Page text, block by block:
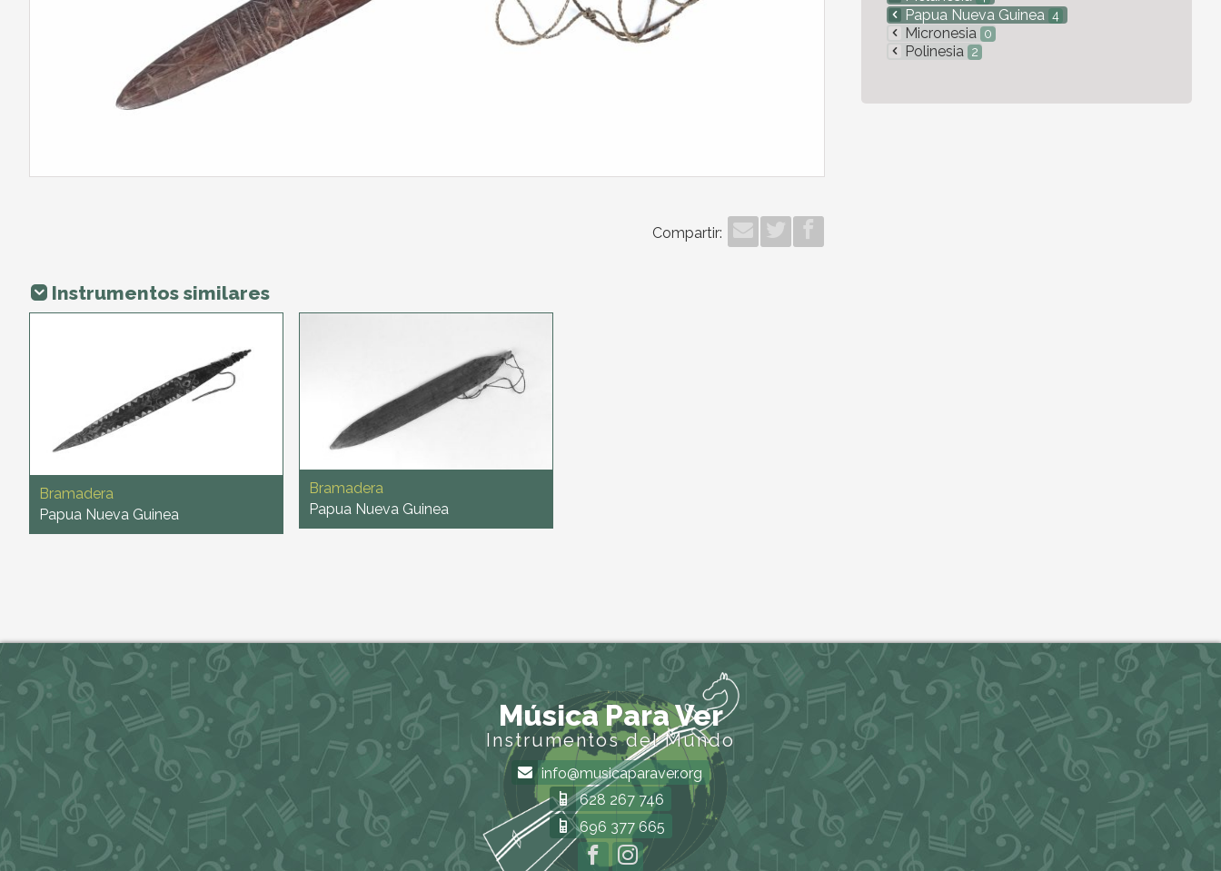
Compartir:
Instrumentos similares
Bramadera
Papua Nueva Guinea
Bramadera
Papua Nueva Guinea
Papua Nueva Guinea 4
Micronesia 0
Polinesia 2
Música Para Ver
Instrumentos del Mundo
info@musicaparaver.org
628 267 746
696 377 665